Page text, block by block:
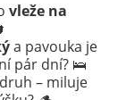
vleže na
a pavouka je
pár dní? 🛌
– miluje